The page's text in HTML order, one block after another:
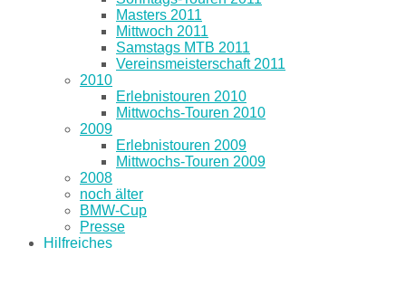
Masters 2011
Mittwoch 2011
Samstags MTB 2011
Vereinsmeisterschaft 2011
2010
Erlebnistouren 2010
Mittwochs-Touren 2010
2009
Erlebnistouren 2009
Mittwochs-Touren 2009
2008
noch älter
BMW-Cup
Presse
Hilfreiches